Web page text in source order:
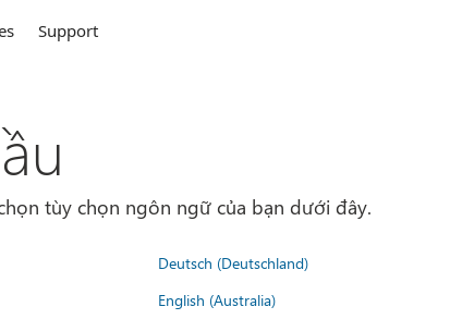
Support
tùy chọn ngôn ngữ của bạn dưới đây.
Deutsch (Deutschland)
English (Australia)